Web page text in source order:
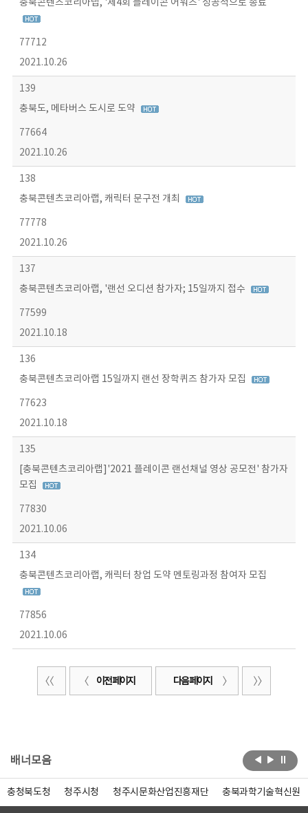
충북콘텐츠코리아랩, '제4회 플레이콘 어워즈' 성공적으로 종료
77712
2021.10.26
139
충북도, 메타버스 도시로 도약
77664
2021.10.26
138
충북콘텐츠코리아랩, 캐릭터 문구전 개최
77778
2021.10.26
137
충북콘텐츠코리아랩, '랜선 오디션 참가자; 15일까지 접수
77599
2021.10.18
136
충북콘텐츠코리아랩 15일까지 랜선 장학퀴즈 참가자 모집
77623
2021.10.18
135
[충북콘텐츠코리아랩]'2021 플레이콘 랜선채널 영상 공모전' 참가자
모집
77830
2021.10.06
134
충북콘텐츠코리아랩, 캐릭터 창업 도약 멘토링과정 참여자 모집
77856
2021.10.06
이전 페이지 다음 페이지
배너모음
충청북도청 청주시청 청주시문화산업진흥재단 충북과학기술혁신원